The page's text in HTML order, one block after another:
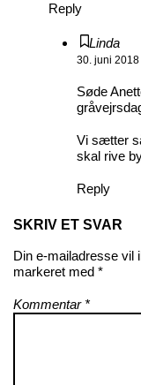
Reply
Linda
30. juni 2018
Søde
Vi sætter
skal rive
Reply
SKRIV ET SVAR
Din e-mailadresse vil
markeret med *
Kommentar *